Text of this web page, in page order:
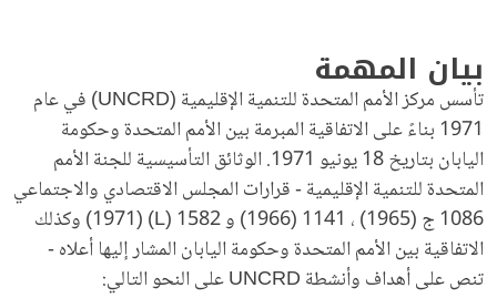
بيان المهمة
تأسس مركز الأمم المتحدة للتنمية الإقليمية (UNCRD) في عام
1971 بناءً على الاتفاقية المبرمة بين الأمم المتحدة وحكومة
اليابان بتاريخ 18 يونيو 1971. الوثائق التأسيسية للجنة الأمم
المتحدة للتنمية الإقليمية - قرارات المجلس الاقتصادي والاجتماعي
1086 ج (1965) ، 1141 (1966) و 1582 (L) (1971) وكذلك
الاتفاقية بين الأمم المتحدة وحكومة اليابان المشار إليها أعلاه -
تنص على أهداف وأنشطة UNCRD على النحو التالي: